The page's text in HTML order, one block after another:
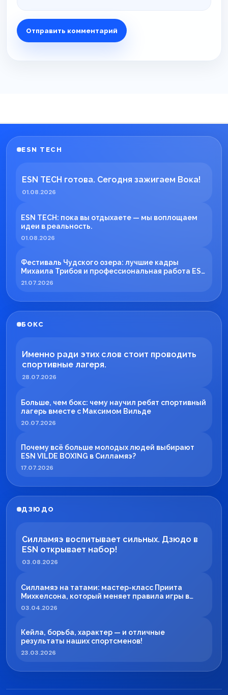
ESN TECH
ESN TECH готова. Сегодня зажигаем Вока!
01.08.2026
ESN TECH: пока вы отдыхаете — мы воплощаем
идеи в реальность.
01.08.2026
Фестиваль Чудского озера: лучшие кадры
Михаила Трибоя и профессиональная работа ESN
TECH
21.07.2026
БОКС
Именно ради этих слов стоит проводить
спортивные лагеря.
28.07.2026
Больше, чем бокс: чему научил ребят спортивный
лагерь вместе с Максимом Вильде
20.07.2026
Почему всё больше молодых людей выбирают
ESN VILDE BOXING в Силламяэ?
17.07.2026
ДЗЮДО
Силламяэ воспитывает сильных. Дзюдо в
ESN открывает набор!
03.08.2026
Силламяэ на татами: мастер-класс Приита
Михкелсона, который меняет правила игры в
регионе
03.04.2026
Кейла, борьба, характер — и отличные
результаты наших спортсменов!
23.03.2026